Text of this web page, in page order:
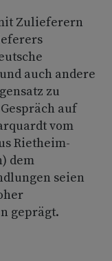
Zulieferern
auch andere
zu
auf
vom
Rietheim-
dem
seien
geprägt.